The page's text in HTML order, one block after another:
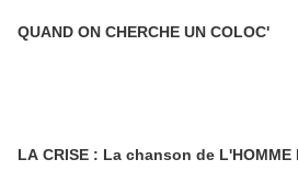
QUAND ON CHERCHE UN COLOC'
LA CRISE : La chanson de L'HOMME